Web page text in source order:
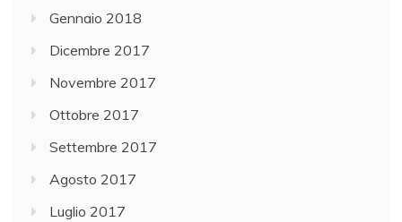
Gennaio 2018
Dicembre 2017
Novembre 2017
Ottobre 2017
Settembre 2017
Agosto 2017
Luglio 2017